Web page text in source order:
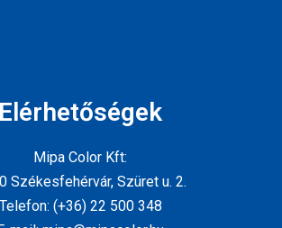
Elérhetőségek
Mipa Color Kft:
Székesfehérvár, Szüret u. 2.
Telefon: (+36) 22 500 348